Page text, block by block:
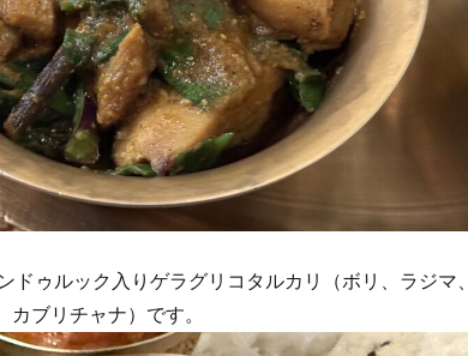
ドゥルック入りゲラグリコタルカリ（ボリ、ラジマ、
ブリチャナ）です。